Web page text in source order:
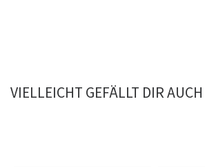
VIELLEICHT GEFÄLLT DIR AUCH